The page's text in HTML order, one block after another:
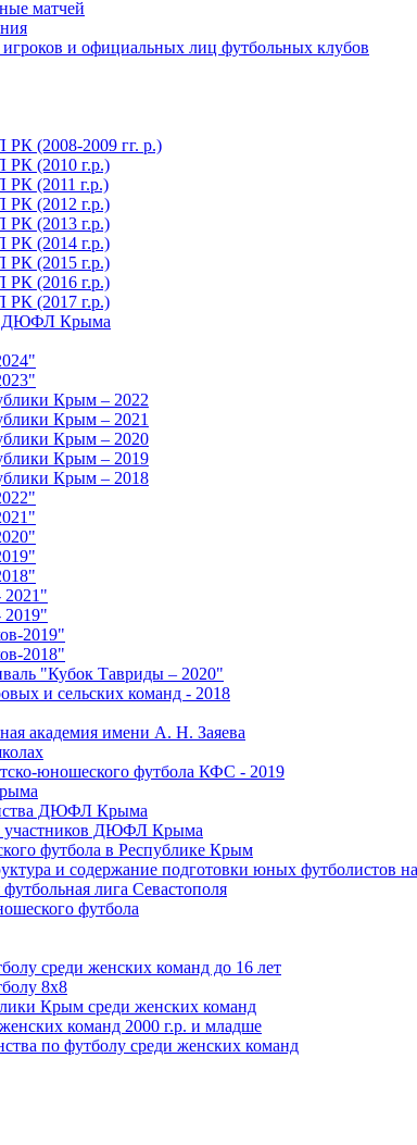
матчей
и официальных лиц футбольных клубов
(2008-2009 гг. р.)
(2010 г.р.)
(2011 г.р.)
(2012 г.р.)
(2013 г.р.)
(2014 г.р.)
(2015 г.р.)
(2016 г.р.)
(2017 г.р.)
ДЮФЛ Крыма
Крым – 2022
Крым – 2021
Крым – 2020
Крым – 2019
Крым – 2018
2021"
2019"
2019"
2018"
"Кубок Тавриды – 2020"
и сельских команд - 2018
академия имени А. Н. Заяева
юношеского футбола КФС - 2019
ДЮФЛ Крыма
участников ДЮФЛ Крыма
футбола в Республике Крым
и содержание подготовки юных футболистов
лига Севастополя
футбола
среди женских команд до 16 лет
8х8
Крым среди женских команд
команд 2000 г.р. и младше
по футболу среди женских команд